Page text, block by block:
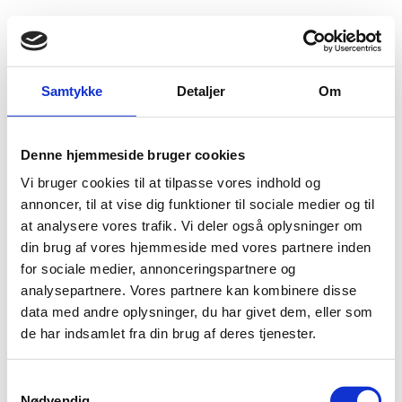
Samtykke Detaljer Om
Denne hjemmeside bruger cookies
Vi bruger cookies til at tilpasse vores indhold og
annoncer, til at vise dig funktioner til sociale medier og til
at analysere vores trafik. Vi deler også oplysninger om
din brug af vores hjemmeside med vores partnere inden
for sociale medier, annonceringspartnere og
analysepartnere. Vores partnere kan kombinere disse
data med andre oplysninger, du har givet dem, eller som
de har indsamlet fra din brug af deres tjenester.
Gå til forsiden Fold søgefelt ud
Menu
Flygtningenævnet
Baggrundsmateriale
Temanotat – Sudan: Handlingsrom for regimekritisk
politisk aktivisme
11.11.2013 Bilag 281LandinfoSudan (I)
Indeholder oplysninger om regimekritiske aktiviteter i
sommeren 2012 og efteråret 2013. Endvidere oplysninger
om magtmidler brugt mod regimekritikere, presse- og
ytringsfrihed og politiske aktiviteter begået i udlandet.
Download